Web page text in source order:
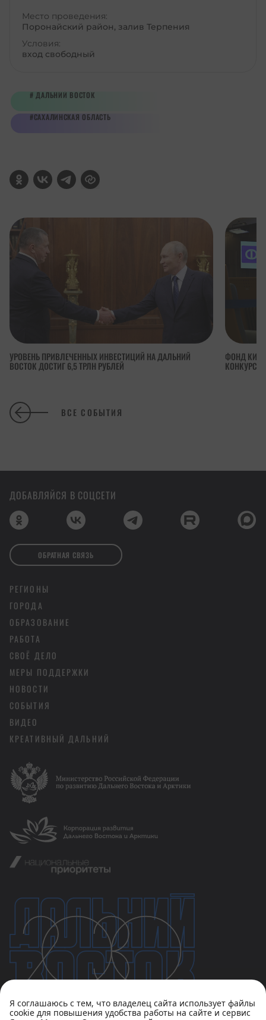
Место проведения:
Поронайский район, залив Терпения
Условия:
вход свободный
ДАЛЬНИЙ ВОСТОК
САХАЛИНСКАЯ ОБЛАСТЬ
УРОВЕНЬ ПРИВЛЕЧЕННЫХ ИНВЕСТИЦИЙ НА ДАЛЬНИЙ
ВОСТОК ДОСТИГ 6,5 ТРЛН РУБЛЕЙ
ФОНД
ВСЕ СОБЫТИЯ
Я соглашаюсь с тем, что владелец сайта использует файлы
cookie для повышения удобства работы на сайте и сервис
РЕГИОНЫ
ГОРОДА
ОБРАЗОВАНИЕ
РАБОТА
СВОЁ ДЕЛО
МЕРЫ ПОДДЕРЖКИ
НОВОСТИ
СОБЫТИЯ
ВИДЕО
КРЕАТИВНЫЙ ДАЛЬНИЙ
ДОБАВЛЯЙСЯ В СОЦСЕТИ
ОБРАТНАЯ СВЯЗЬ